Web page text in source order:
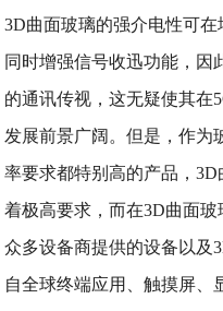
3D曲面玻璃的强介电性可
同时增强信号收迅功能，因
的通讯传视，这无疑使其在
发展前景广阔。但是，作为
率要求都特别高的产品，
着极高要求，而在3D曲面
众多设备商提供的设备以及
自全球终端应用、触摸屏、